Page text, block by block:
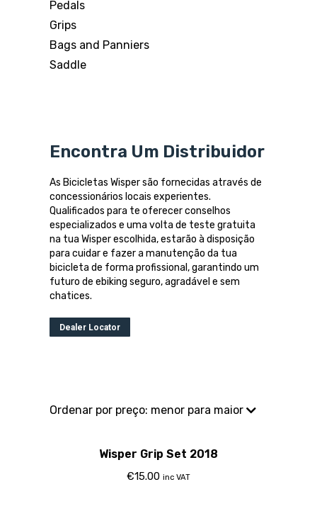
Pedals
Grips
Bags and Panniers
Saddle
Encontra Um Distribuidor
As Bicicletas Wisper são fornecidas através de
concessionários locais experientes.
Qualificados para te oferecer conselhos
especializados e uma volta de teste gratuita
na tua Wisper escolhida, estarão à disposição
para cuidar e fazer a manutenção da tua
bicicleta de forma profissional, garantindo um
futuro de ebiking seguro, agradável e sem
chatices.
Dealer Locator
Wisper Grip Set 2018
€15.00 inc VAT